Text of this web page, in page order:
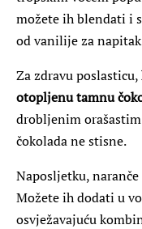
možete ih blendati i
od vanilije za
Za zdravu poslasticu,
otopljenu tamnu
drobljenim
čokolada ne stisne.
Naposljetku, naranče
Možete ih dodati u
osvježavajuću